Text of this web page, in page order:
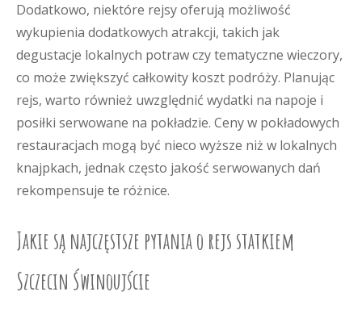
Dodatkowo, niektóre rejsy oferują możliwość
wykupienia dodatkowych atrakcji, takich jak
degustacje lokalnych potraw czy tematyczne wieczory,
co może zwiększyć całkowity koszt podróży. Planując
rejs, warto również uwzględnić wydatki na napoje i
posiłki serwowane na pokładzie. Ceny w pokładowych
restauracjach mogą być nieco wyższe niż w lokalnych
knajpkach, jednak często jakość serwowanych dań
rekompensuje te różnice.
Jakie są najczęstsze pytania o rejs statkiem
Szczecin Świnoujście